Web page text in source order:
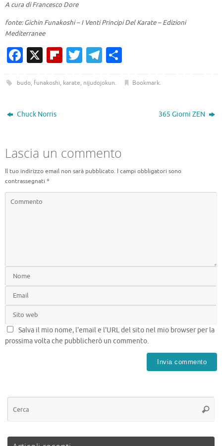
A cura di Francesco Dore
fonte: Gichin Funakoshi – I Venti Principi Del Karate – Edizioni
Mediterranee
Fa
e
o
k
X Fl
b
T
it
T
e n
budo, funakoshi, karate, nijudojokun. Bookmark.
Chuck Norris 365 Giorni ZEN
Lascia un commento
Il tuo indirizzo email non sarà pubblicato. I campi obbligatori sono
contrassegnati *
Salva il mio nome, l'email e l'URL del sito nel mio browser per la
prossima volta che pubblicherò un commento.